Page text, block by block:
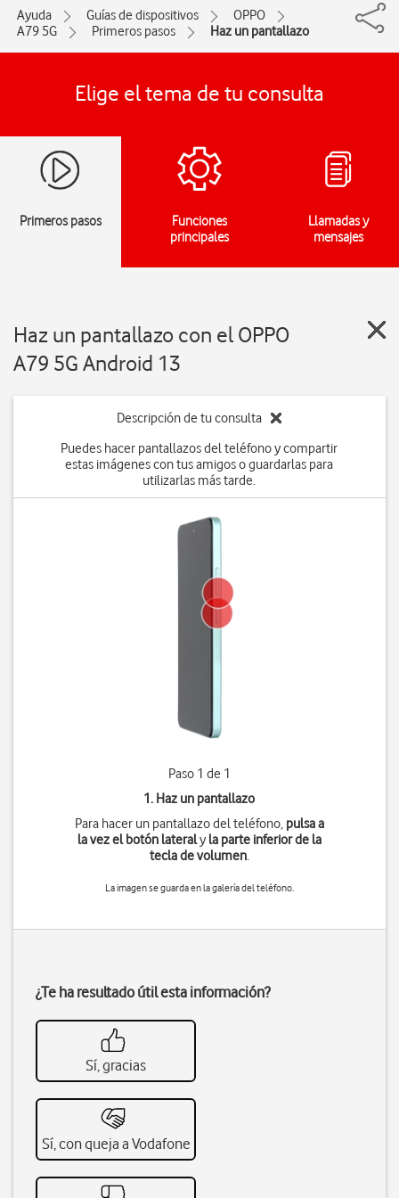
Ayuda Guías de dispositivos
OPPO
A79 5G
Primeros pasos Haz un pantallazo
Elige el tema de tu consulta
Primeros pasos
Funciones
principales
Llamadas y
mensajes
Haz un pantallazo con el OPPO
A79 5G Android 13
Descripción de tu consulta
Puedes hacer pantallazos del teléfono y compartir
estas imágenes con tus amigos o guardarlas para
utilizarlas más tarde.
Paso 1 de 1
1. Haz un pantallazo
Para hacer un pantallazo del teléfono, pulsa a
la vezel botón lateraly la parte inferior de la
tecla de volumen.
La imagen se guarda en la galería del teléfono.
¿Te ha resultado útil esta información?
Sí, gracias
Sí, con queja a Vodafone